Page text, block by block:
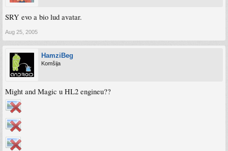
SRY evo a bio lud avatar.
Aug 25, 2005
HamziBeg
Komšija
Might and Magic u HL2 engineu??